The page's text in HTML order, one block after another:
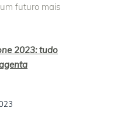
futuro mais
2023: tudo